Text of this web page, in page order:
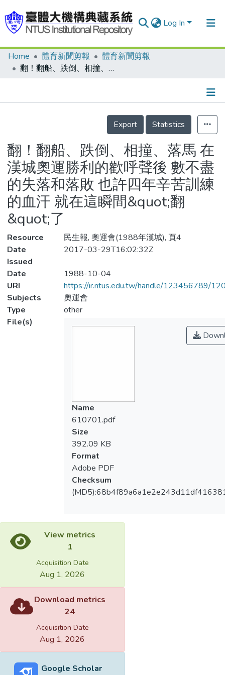
Log In
Communities & Collections
Statistics
Home 體育新聞剪報
體育新聞剪報
翻！翻船、跌倒、相撞、落馬 在漢城奧運勝利的歡呼聲後 數不盡的失落和落敗 也許四年辛苦訓練的血汗 就在這瞬間&quot;翻&quot;了
Details
Export
Statistics
翻！翻船、跌倒、相撞、落馬 在
漢城奧運勝利的歡呼聲後 數不盡
的失落和落敗 也許四年辛苦訓練
的血汗 就在這瞬間&quot;翻
&quot;了
Resource
民生報, 奧運會(1988年漢城), 頁4
Date
Issued
2017-03-29T16:02:32Z
Date
1988-10-04
URI
https://ir.ntus.edu.tw/handle/123456789/
Subjects
奧運會
Type
other
File(s)
Name
610701.pdf
Size
392.09 KB
Format
Adobe PDF
Checksum
View metrics
1
Acquisition Date
Aug 1, 2026
Download metrics
24
Acquisition Date
Aug 1, 2026
Google Scholar